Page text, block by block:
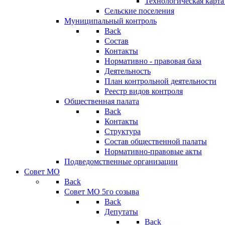
Сельские поселения
Муниципальный контроль
Back
Состав
Контакты
Нормативно - правовая база
Деятельность
План контрольной деятельности
Реестр видов контроля
Общественная палата
Back
Контакты
Структура
Состав общественной палаты
Нормативно-правовые акты
Подведомственные организации
Совет МО
Back
Совет МО 5го созыва
Back
Депутаты
Back